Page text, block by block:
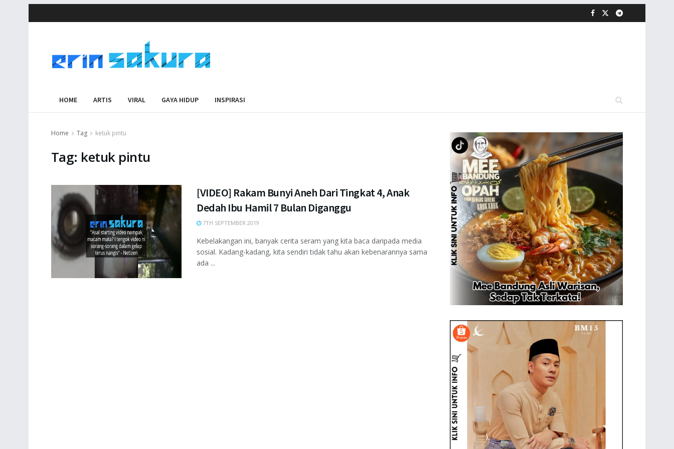
HOME ARTIS VIRAL GAYA HIDUP INSPIRASI
Home Tag ketuk pintu
Tag: ketuk pintu
[VIDEO] Rakam Bunyi Aneh Dari Tingkat 4, Anak
Dedah Ibu Hamil 7 Bulan Diganggu
7TH SEPTEMBER 2019
Kebelakangan ini, banyak cerita seram yang kita baca daripada media
sosial. Kadang-kadang, kita sendiri tidak tahu akan kebenarannya sama
ada ...